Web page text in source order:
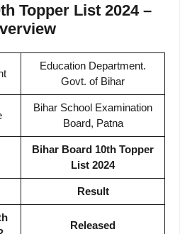
Topper List 2024 –
Education Department.
Govt. of Bihar
Bihar School Examination
Board, Patna
Bihar Board 10th Topper
List 2024
Result
Released